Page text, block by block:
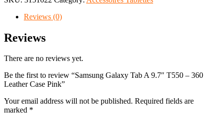
Reviews (0)
Reviews
There are no reviews yet.
Be the first to review “Samsung Galaxy Tab A 9.7″ T550 – 360
Leather Case Pink”
Your email address will not be published. Required fields are
marked *